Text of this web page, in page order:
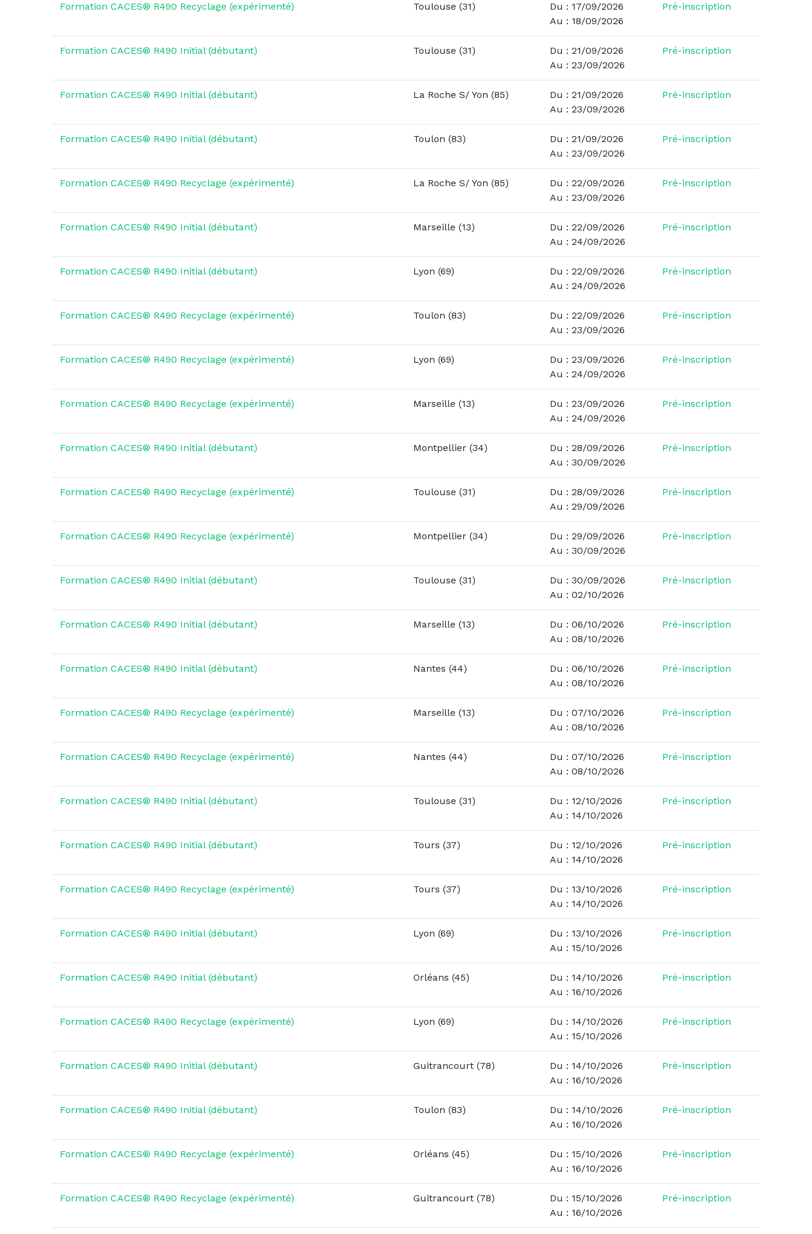
Formation CACES® R490 Recyclage (expérimenté) Toulouse (31)
Du : 17/09/2026
Au : 18/09/2026
Pré-inscription
Formation CACES® R490 Initial (débutant) Toulouse (31)
Du : 21/09/2026
Au : 23/09/2026
Pré-inscription
Formation CACES® R490 Initial (débutant) La Roche S/ Yon (85)
Du : 21/09/2026
Au : 23/09/2026
Pré-inscription
Formation CACES® R490 Initial (débutant) Toulon (83)
Du : 21/09/2026
Au : 23/09/2026
Pré-inscription
Formation CACES® R490 Recyclage (expérimenté) La Roche S/ Yon (85)
Du : 22/09/2026
Au : 23/09/2026
Pré-inscription
Formation CACES® R490 Initial (débutant) Marseille (13)
Du : 22/09/2026
Au : 24/09/2026
Pré-inscription
Formation CACES® R490 Initial (débutant) Lyon (69)
Du : 22/09/2026
Au : 24/09/2026
Pré-inscription
Formation CACES® R490 Recyclage (expérimenté) Toulon (83)
Du : 22/09/2026
Au : 23/09/2026
Pré-inscription
Formation CACES® R490 Recyclage (expérimenté) Lyon (69)
Du : 23/09/2026
Au : 24/09/2026
Pré-inscription
Formation CACES® R490 Recyclage (expérimenté) Marseille (13)
Du : 23/09/2026
Au : 24/09/2026
Pré-inscription
Formation CACES® R490 Initial (débutant) Montpellier (34)
Du : 28/09/2026
Au : 30/09/2026
Pré-inscription
Formation CACES® R490 Recyclage (expérimenté) Toulouse (31)
Du : 28/09/2026
Au : 29/09/2026
Pré-inscription
Formation CACES® R490 Recyclage (expérimenté) Montpellier (34)
Du : 29/09/2026
Au : 30/09/2026
Pré-inscription
Formation CACES® R490 Initial (débutant) Toulouse (31)
Du : 30/09/2026
Au : 02/10/2026
Pré-inscription
Formation CACES® R490 Initial (débutant) Marseille (13)
Du : 06/10/2026
Au : 08/10/2026
Pré-inscription
Formation CACES® R490 Initial (débutant) Nantes (44)
Du : 06/10/2026
Au : 08/10/2026
Pré-inscription
Formation CACES® R490 Recyclage (expérimenté) Marseille (13)
Du : 07/10/2026
Au : 08/10/2026
Pré-inscription
Formation CACES® R490 Recyclage (expérimenté) Nantes (44)
Du : 07/10/2026
Au : 08/10/2026
Pré-inscription
Formation CACES® R490 Initial (débutant) Toulouse (31)
Du : 12/10/2026
Au : 14/10/2026
Pré-inscription
Formation CACES® R490 Initial (débutant) Tours (37)
Du : 12/10/2026
Au : 14/10/2026
Pré-inscription
Formation CACES® R490 Recyclage (expérimenté) Tours (37)
Du : 13/10/2026
Au : 14/10/2026
Pré-inscription
Formation CACES® R490 Initial (débutant) Lyon (69)
Du : 13/10/2026
Au : 15/10/2026
Pré-inscription
Formation CACES® R490 Initial (débutant) Orléans (45)
Du : 14/10/2026
Au : 16/10/2026
Pré-inscription
Formation CACES® R490 Recyclage (expérimenté) Lyon (69)
Du : 14/10/2026
Au : 15/10/2026
Pré-inscription
Formation CACES® R490 Initial (débutant) Guitrancourt (78)
Du : 14/10/2026
Au : 16/10/2026
Pré-inscription
Formation CACES® R490 Initial (débutant) Toulon (83)
Du : 14/10/2026
Au : 16/10/2026
Pré-inscription
Formation CACES® R490 Recyclage (expérimenté) Orléans (45)
Du : 15/10/2026
Au : 16/10/2026
Pré-inscription
Formation CACES® R490 Recyclage (expérimenté) Guitrancourt (78)
Du : 15/10/2026
Au : 16/10/2026
Pré-inscription